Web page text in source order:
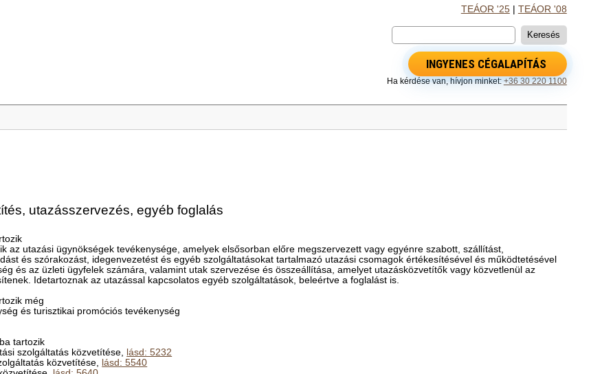
TEÁOR '25| TEÁOR '08
INGYENES CÉGALAPÍTÁS
Ha kérdése van, hívjon minket: +36 30 220 1100
utazásszervezés, egyéb foglalás
az utazási ügynökségek tevékenysége, amelyek elsősorban előre megszervezett vagy egyénre szabott, szállítást,
és szórakozást, idegenvezetést és egyéb szolgáltatásokat tartalmazó utazási csomagok értékesítésével és működtetésével
és az üzleti ügyfelek számára, valamint utak szervezése és összeállítása, amelyet utazásközvetítők vagy közvetlenül az
Idetartoznak az utazással kapcsolatos egyéb szolgáltatások, beleértve a foglalást is.
még
és turisztikai promóciós tevékenység
tartozik
szolgáltatás közvetítése, lásd: 5232
közvetítése, lásd: 5540